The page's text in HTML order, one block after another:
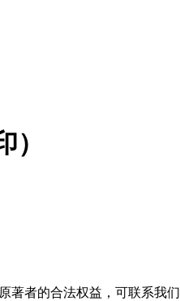
者的合法权益，可联系我们